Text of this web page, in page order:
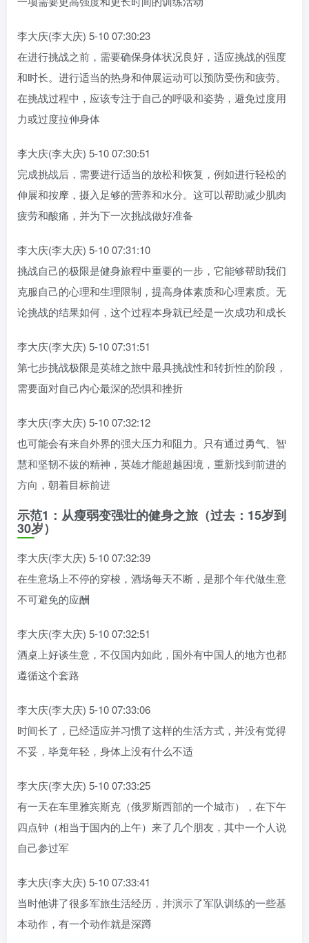
李大庆(李大庆) 5-10 07:30:23
在进行挑战之前，需要确保身体状况良好，适应挑战的强度
和时长。进行适当的热身和伸展运动可以预防受伤和疲劳。
在挑战过程中，应该专注于自己的呼吸和姿势，避免过度用
力或过度拉伸身体
李大庆(李大庆) 5-10 07:30:51
完成挑战后，需要进行适当的放松和恢复，例如进行轻松的
伸展和按摩，摄入足够的营养和水分。这可以帮助减少肌肉
疲劳和酸痛，并为下一次挑战做好准备
李大庆(李大庆) 5-10 07:31:10
挑战自己的极限是健身旅程中重要的一步，它能够帮助我们
克服自己的心理和生理限制，提高身体素质和心理素质。无
论挑战的结果如何，这个过程本身就已经是一次成功和成长
李大庆(李大庆) 5-10 07:31:51
第七步挑战极限是英雄之旅中最具挑战性和转折性的阶段，
需要面对自己内心最深的恐惧和挫折
李大庆(李大庆) 5-10 07:32:12
也可能会有来自外界的强大压力和阻力。只有通过勇气、智
慧和坚韧不拔的精神，英雄才能超越困境，重新找到前进的
方向，朝着目标前进
示范1：从瘦弱变强壮的健身之旅（过去：15岁到
30岁）
李大庆(李大庆) 5-10 07:32:39
在生意场上不停的穿梭，酒场每天不断，是那个年代做生意
不可避免的应酬
李大庆(李大庆) 5-10 07:32:51
酒桌上好谈生意，不仅国内如此，国外有中国人的地方也都
遵循这个套路
李大庆(李大庆) 5-10 07:33:06
时间长了，已经适应并习惯了这样的生活方式，并没有觉得
不妥，毕竟年轻，身体上没有什么不适
李大庆(李大庆) 5-10 07:33:25
有一天在车里雅宾斯克（俄罗斯西部的一个城市），在下午
四点钟（相当于国内的上午）来了几个朋友，其中一个人说
自己参过军
李大庆(李大庆) 5-10 07:33:41
当时他讲了很多军旅生活经历，并演示了军队训练的一些基
本动作，有一个动作就是深蹲